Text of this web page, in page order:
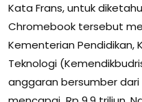
Kata Frans, untuk
Chromebook tersebut
Kementerian Pendidikan,
Teknologi
anggaran bersumber dari